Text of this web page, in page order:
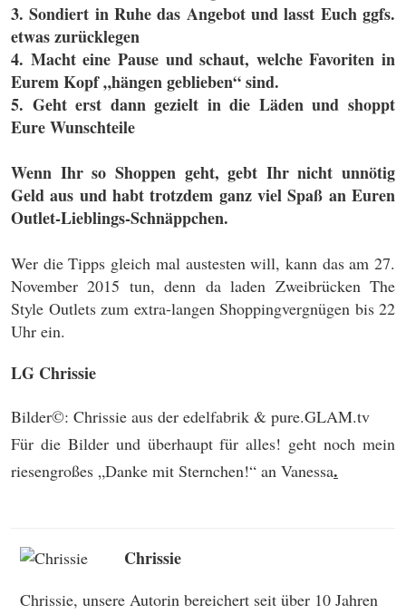
3. Sondiert in Ruhe das Angebot und lasst Euch ggfs.
etwas zurücklegen
4. Macht eine Pause und schaut, welche Favoriten in
Eurem Kopf „hängen geblieben“ sind.
5. Geht erst dann gezielt in die Läden und shoppt
Eure Wunschteile
Wenn Ihr so Shoppen geht, gebt Ihr nicht unnötig
Geld aus und habt trotzdem ganz viel Spaß an Euren
Outlet-Lieblings-Schnäppchen.
Wer die Tipps gleich mal austesten will, kann das am 27.
November 2015 tun, denn da laden Zweibrücken The
Style Outlets zum extra-langen Shoppingvergnügen bis 22
Uhr ein.
LG Chrissie
Bilder©: Chrissie aus der edelfabrik & pure.GLAM.tv
Für die Bilder und überhaupt für alles! geht noch mein
riesengroßes „Danke mit Sternchen!“ an Vanessa.
Chrissie
Chrissie, unsere Autorin bereichert seit über 10 Jahren